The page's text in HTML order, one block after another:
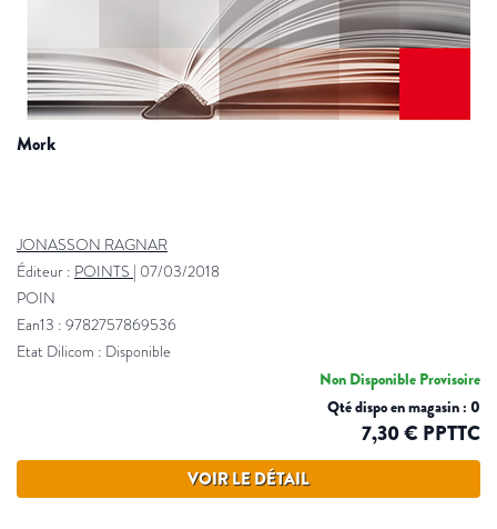
mork
JONASSON RAGNAR
Éditeur : POINTS | 07/03/2018
POIN
Ean13 : 9782757869536
Etat Dilicom : Disponible
Non Disponible Provisoire
Qté dispo en magasin : 0
7,30 € PPTTC
VOIR LE DÉTAIL